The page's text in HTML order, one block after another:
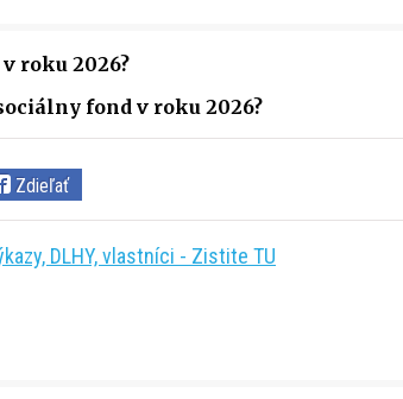
roku 2026?
fond v roku 2026?
Zdieľať
DLHY, vlastníci - Zistite TU